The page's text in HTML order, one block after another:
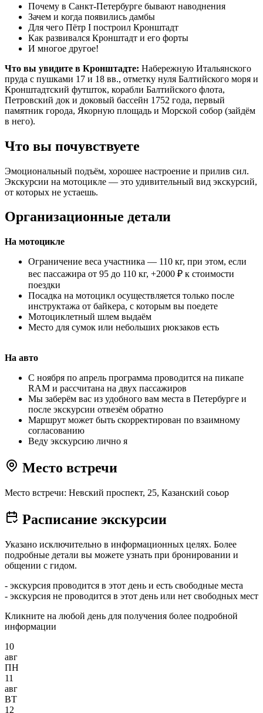
Почему в Санкт-Петербурге бывают наводнения
Зачем и когда появились дамбы
Для чего Пётр I построил Кронштадт
Как развивался Кронштадт и его форты
И многое другое!
Что вы увидите в Кронштадте: Набережную Итальянского
пруда с пушками 17 и 18 вв., oтметку нуля Балтийского моря и
Кронштадтский футшток, корабли Балтийского флота,
Петровский док и доковый бассейн 1752 года, первый
памятник города, Якорную площадь и Морской собор (зайдём
в него).
Что вы почувствуете
Эмоциональный подъём, хорошее настроение и прилив сил.
Экскурсии на мотоцикле — это удивительный вид экскурсий,
от которых не устаешь.
Организационные детали
На мотоцикле
Ограничение веса участника — 110 кг, при этом, если
вес пассажира от 95 до 110 кг, +2000 ₽ к стоимости
поездки
Посадка на мотоцикл осуществляется только после
инструктажа от байкера, с которым вы поедете
Мотоциклетный шлем выдаём
Место для сумок или небольших рюкзаков есть
На авто
С ноября по апрель программа проводится на пикапе
RAM и рассчитана на двух пассажиров
Мы заберём вас из удобного вам места в Петербурге и
после экскурсии отвезём обратно
Маршрут может быть скорректирован по взаимному
согласованию
Веду экскурсию лично я
Место встречи
Место встречи: Невский проспект, 25, Казанский соьор
Расписание экскурсии
Указано исключительно в информационных целях. Более
подробные детали вы можете узнать при бронировании и
общении с гидом.
- экскурсия проводится в этот день и есть свободные места
- экскурсия не проводится в этот день или нет свободных мест
Кликните на любой день для получения более подробной
информации
10
авг
ПН
11
авг
ВТ
12